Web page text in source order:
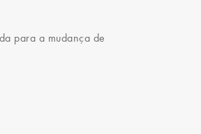
para a mudança de